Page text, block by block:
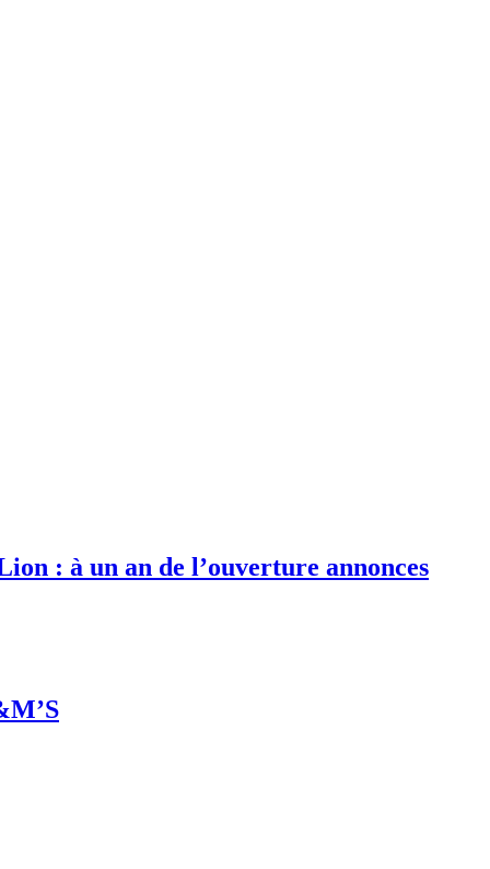
: à un an de l’ouverture annonces